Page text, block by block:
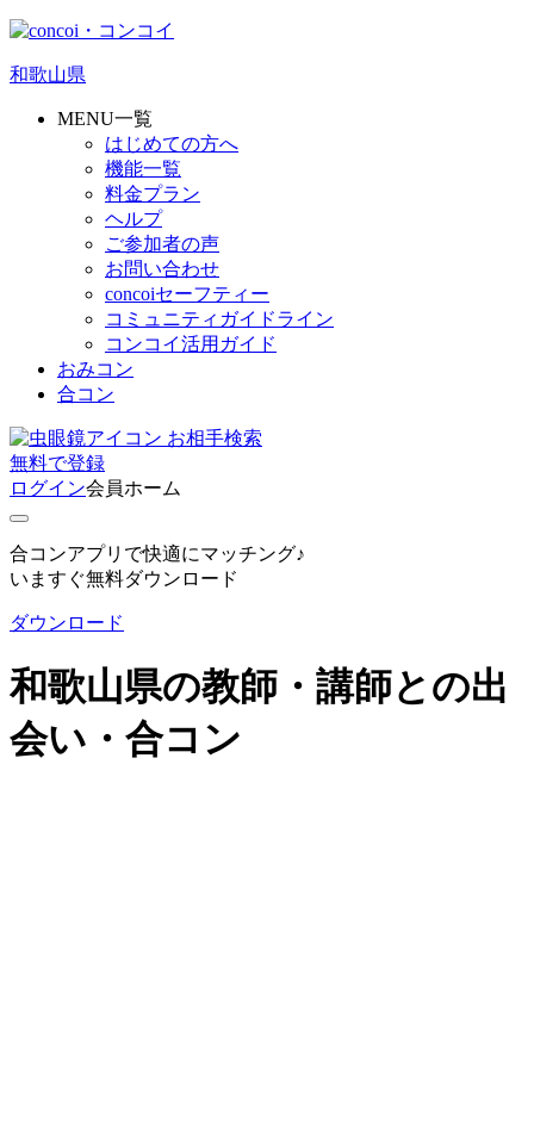
和歌山県
MENU一覧
はじめての方へ
機能一覧
料金プラン
ヘルプ
ご参加者の声
お問い合わせ
concoiセーフティー
コミュニティガイドライン
コンコイ活用ガイド
おみコン
合コン
お相手検索
無料で登録
ログイン会員ホーム
合コンアプリで快適にマッチング♪
いますぐ無料ダウンロード
ダウンロード
和歌山県の教師・講師との出
会い・合コン